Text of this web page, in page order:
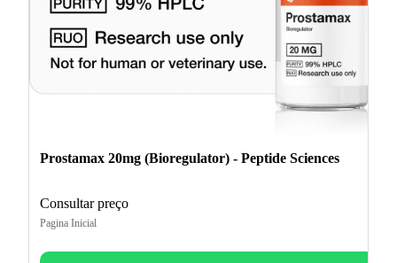
Prostamax 20mg (Bioregulator) - Peptide Sciences
Consultar preço
Pagina Inicial